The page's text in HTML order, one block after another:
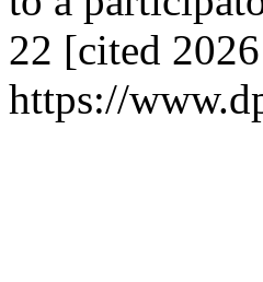
22 [cited
https://